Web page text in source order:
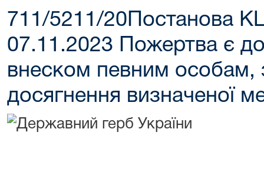
711/5211/20Постанова
07.11.2023 Пожертва є
внеском певним особам,
досягнення визначеної